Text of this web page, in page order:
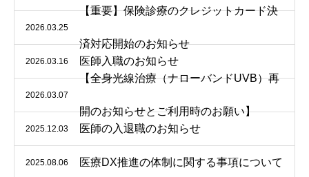
2026.03.25
【重要】保険診療のクレジットカード決
済対応開始のお知らせ
2026.03.16 医師入職のお知らせ
2026.03.07
【全身光線治療（ナローバンドUVB）再
開のお知らせとご利用時のお願い】
2025.12.03 医師の入退職のお知らせ
2025.08.06 医療DX推進の体制に関する事項について